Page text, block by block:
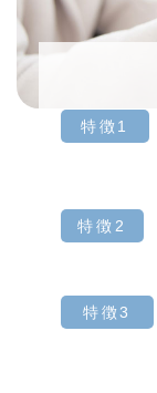
特徴1
特徴2
特徴3